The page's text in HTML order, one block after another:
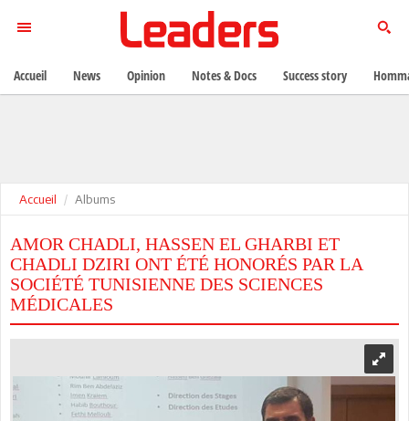
Accueil Albums
AMOR CHADLI, HASSEN EL GHARBI ET
CHADLI DZIRI ONT ÉTÉ HONORÉS PAR LA
SOCIÉTÉ TUNISIENNE DES SCIENCES
MÉDICALES
Accueil News Opinion Notes & Docs Success story